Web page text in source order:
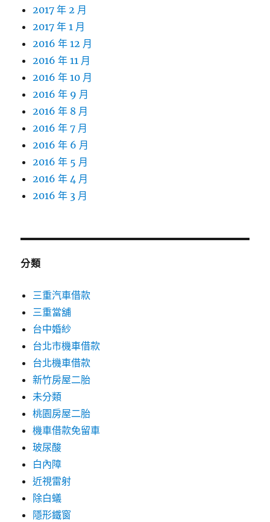
2017 年 2 月
2017 年 1 月
2016 年 12 月
2016 年 11 月
2016 年 10 月
2016 年 9 月
2016 年 8 月
2016 年 7 月
2016 年 6 月
2016 年 5 月
2016 年 4 月
2016 年 3 月
分類
三重汽車借款
三重當舖
台中婚紗
台北市機車借款
台北機車借款
新竹房屋二胎
未分類
桃園房屋二胎
機車借款免留車
玻尿酸
白內障
近視雷射
除白蟻
隱形鐵窗